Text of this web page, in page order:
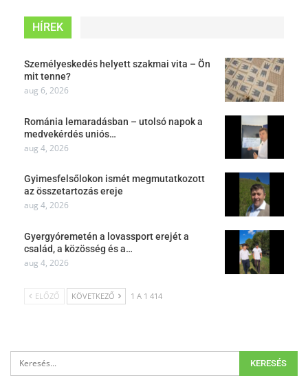
HÍREK
Személyeskedés helyett szakmai vita – Ön
mit tenne?
aug 6, 2026
Románia lemaradásban – utolsó napok a
medvekérdés uniós…
aug 4, 2026
Gyimesfelsőlokon ismét megmutatkozott
az összetartozás ereje
aug 4, 2026
Gyergyóremetén a lovassport erejét a
család, a közösség és a…
aug 4, 2026
ELŐZŐ KÖVETKEZŐ 1 A 1 414